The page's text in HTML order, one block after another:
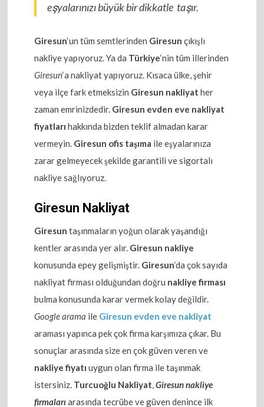
eşyalarınızı büyük bir dikkatle taşır.
Giresun‘un tüm semtlerinden Giresun çıkışlı
nakliye yapıyoruz. Ya da Türkiye‘nin tüm illerinden
Giresun‘a nakliyat yapıyoruz. Kısaca ülke, şehir
veya ilçe fark etmeksizin Giresun nakliyat her
zaman emrinizdedir. Giresun evden eve nakliyat
fiyatları hakkında bizden teklif almadan karar
vermeyin. Giresun ofis taşıma ile eşyalarınıza
zarar gelmeyecek şekilde garantili ve sigortalı
nakliye sağlıyoruz.
Giresun Nakliyat
Giresun taşınmaların yoğun olarak yaşandığı
kentler arasında yer alır. Giresun nakliye
konusunda epey gelişmiştir. Giresun‘da çok sayıda
nakliyat firması olduğundan doğru nakliye firması
bulma konusunda karar vermek kolay değildir.
Google arama ile Giresun evden eve nakliyat
araması yapınca pek çok firma karşımıza çıkar. Bu
sonuçlar arasında size en çok güven veren ve
nakliye fiyatı uygun olan firma ile taşınmak
istersiniz. Turcuoğlu Nakliyat,Giresun nakliye
firmalarıarasında tecrübe ve güven denince ilk